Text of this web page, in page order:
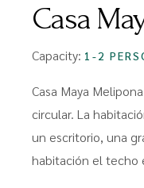
Casa
Capacity: 1-2
Casa Maya
circular. La
un escritorio, una
habitación el techo